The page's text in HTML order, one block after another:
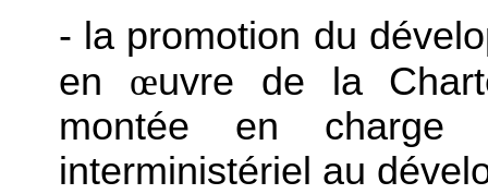
- la promotion du
en œuvre de la
montée en charge
interministériel au